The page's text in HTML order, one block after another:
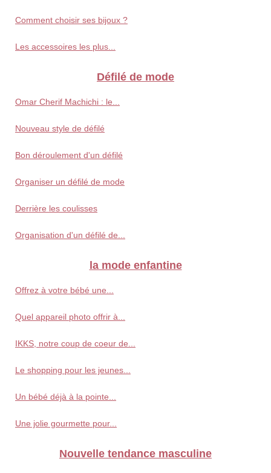
Comment choisir ses bijoux ?
Les accessoires les plus...
Défilé de mode
Omar Cherif Machichi : le...
Nouveau style de défilé
Bon déroulement d'un défilé
Organiser un défilé de mode
Derrière les coulisses
Organisation d'un défilé de...
la mode enfantine
Offrez à votre bébé une...
Quel appareil photo offrir à...
IKKS, notre coup de coeur de...
Le shopping pour les jeunes...
Un bébé déjà à la pointe...
Une jolie gourmette pour...
Nouvelle tendance masculine